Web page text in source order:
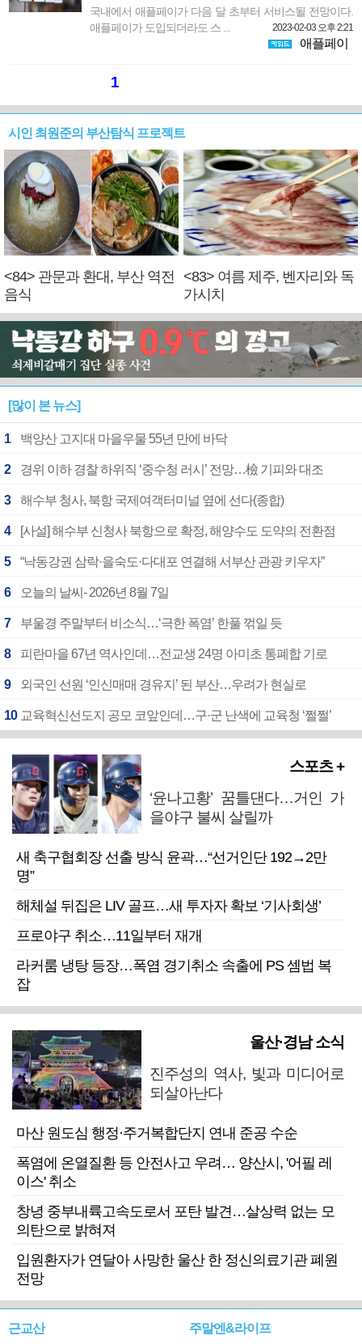
국내에서 애플페이가 다음 달 초부터 서비스될 전망이다.
애플페이가 도입되더라도 스 ...
2023-02-03 오후 2:21
애플페이
1
시인 최원준의 부산탐식 프로젝트
<84> 관문과 환대, 부산 역전
음식
<83> 여름 제주, 벤자리와 독
가시치
[많이 본 뉴스]
1 백양산 고지대 마을우물 55년 만에 바닥
2 경위 이하 경찰 하위직 ‘중수청 러시’ 전망…檢 기피와 대조
3 해수부 청사, 북항 국제여객터미널 옆에 선다(종합)
4 [사설] 해수부 신청사 북항으로 확정, 해양수도 도약의 전환점
5 “낙동강권 삼락·을숙도·다대포 연결해 서부산 관광 키우자”
6 오늘의 날씨- 2026년 8월 7일
7 부울경 주말부터 비소식…‘극한 폭염’ 한풀 꺾일 듯
8 피란마을 67년 역사인데…전교생 24명 아미초 통폐합 기로
9 외국인 선원 ‘인신매매 경유지’ 된 부산…우려가 현실로
10 교육혁신선도지 공모 코앞인데…구·군 난색에 교육청 ‘쩔쩔’
스포츠 +
‘윤나고황’ 꿈틀댄다…거인 가
을야구 불씨 살릴까
새 축구협회장 선출 방식 윤곽…“선거인단 192→2만
명”
해체설 뒤집은 LIV 골프…새 투자자 확보 ‘기사회생’
프로야구 취소…11일부터 재개
라커룸 냉탕 등장…폭염 경기취소 속출에 PS 셈법 복
잡
울산·경남 소식
진주성의 역사, 빛과 미디어로
되살아난다
마산 원도심 행정·주거복합단지 연내 준공 수순
폭염에 온열질환 등 안전사고 우려… 양산시, '어필 레
이스' 취소
창녕 중부내륙고속도로서 포탄 발견…살상력 없는 모
의탄으로 밝혀져
입원환자가 연달아 사망한 울산 한 정신의료기관 폐원
전망
근교산 주말엔&라이프